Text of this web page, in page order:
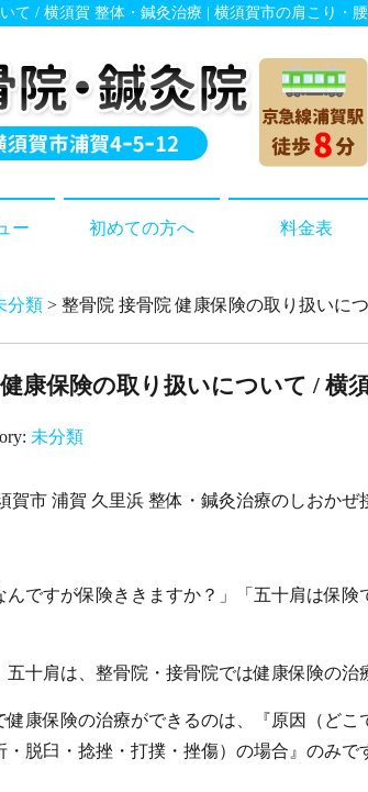
て / 横須賀 整体・鍼灸治療 | 横須賀市の肩こり
ー 初めての方へ 料金表
分類 > 整骨院 接骨院 健康保険の取り扱いに
康保険の取り扱いについて / 横
未分類
賀市 浦賀 久里浜 整体・鍼灸治療のしおかぜ
んですが保険ききますか？」「五十肩は保
五十肩は、整骨院・接骨院では健康保険の治
健康保険の治療ができるのは、『原因（ど
・脱臼・捻挫・打撲・挫傷）の場合』のみ